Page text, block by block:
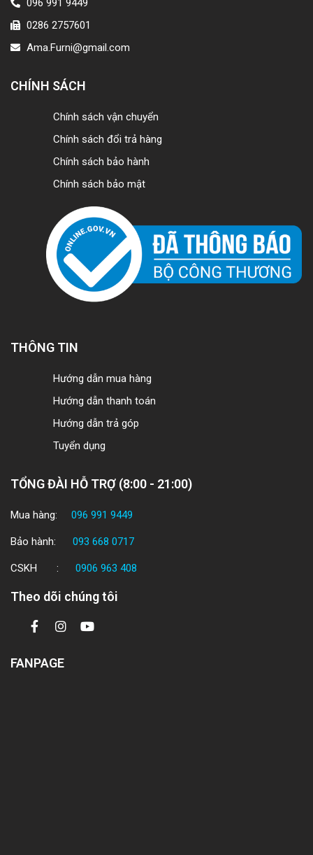
0286 2757601
Ama.Furni@gmail.com
CHÍNH SÁCH
Chính sách vận chuyển
Chính sách đổi trả hàng
Chính sách bảo hành
Chính sách bảo mật
THÔNG TIN
Hướng dẫn mua hàng
Hướng dẫn thanh toán
Hướng dẫn trả góp
Tuyển dụng
TỔNG ĐÀI HỖ TRỢ (8:00 - 21:00)
Mua hàng: 096 991 9449
Bảo hành: 093 668 0717
CSKH : 0906 963 408
Theo dõi chúng tôi
FANPAGE